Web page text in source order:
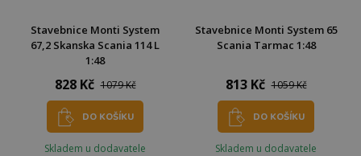
Stavebnice Monti System
67,2 Skanska Scania 114 L
1:48
828 Kč 1079 Kč
DO KOŠÍKU
Skladem u dodavatele
Stavebnice Monti System 65
Scania Tarmac 1:48
813 Kč 1059 Kč
DO KOŠÍKU
Skladem u dodavatele